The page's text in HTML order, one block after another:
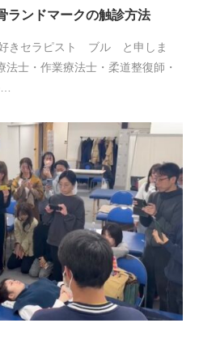
ランドマークの触診方法
きセラピスト ブル と申しま
士・作業療法士・柔道整復師・